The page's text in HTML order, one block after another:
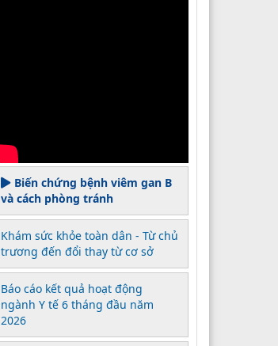
Biến chứng bệnh viêm gan B
và cách phòng tránh
Khám sức khỏe toàn dân - Từ chủ
trương đến đổi thay từ cơ sở
Báo cáo kết quả hoạt động
ngành Y tế 6 tháng đầu năm
2026